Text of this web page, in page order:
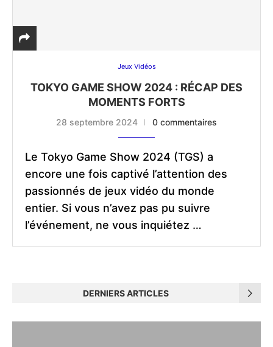
Jeux Vidéos
TOKYO GAME SHOW 2024 : RÉCAP DES
MOMENTS FORTS
28 septembre 2024 0 commentaires
Le Tokyo Game Show 2024 (TGS) a
encore une fois captivé l’attention des
passionnés de jeux vidéo du monde
entier. Si vous n’avez pas pu suivre
l’événement, ne vous inquiétez …
DERNIERS ARTICLES